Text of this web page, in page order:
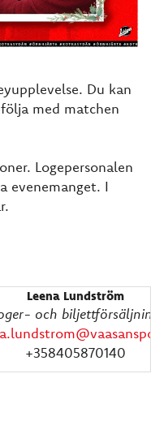
Du kan
med matchen
Logepersonalen
evenemanget. I
Leena Lundström
och
+358405870140